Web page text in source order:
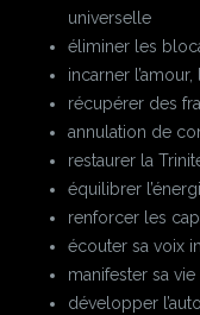
universelle
éliminer les
incarner
récupérer des
annulation de
restaurer la
équilibrer
renforcer les
écouter sa voix
manifester sa
développer